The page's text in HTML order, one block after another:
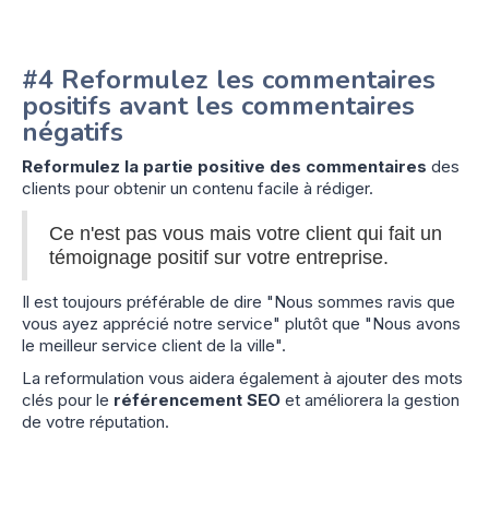
#4 Reformulez les commentaires
positifs avant les commentaires
négatifs
Reformulez la partie positive des commentaires des
clients pour obtenir un contenu facile à rédiger.
Ce n'est pas vous mais votre client qui fait un
témoignage positif sur votre entreprise.
Il est toujours préférable de dire "Nous sommes ravis que
vous ayez apprécié notre service" plutôt que "Nous avons
le meilleur service client de la ville".
La reformulation vous aidera également à ajouter des mots
clés pour le référencement SEO et améliorera la gestion
de votre réputation.